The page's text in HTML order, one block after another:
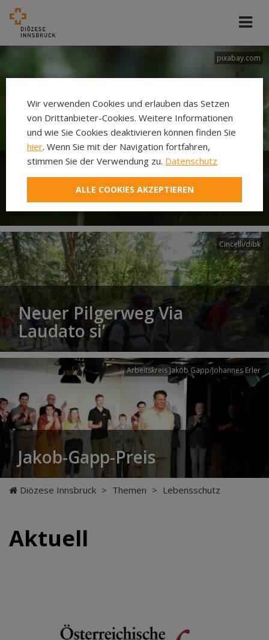
pixabay.com
Woche für das Leben - Jedes
Leben macht Sinn!
Cincelli/dibk
Neuer Pilgerweg Via
Laudato si’
Arbeitskreis Jakob Gapp/Johannes Erler
Jakob-Gapp-Preis
Diözese Innsbruck > Themen > Lebensschutz
Aktuell
Wir verwenden Cookies und erlauben das Setzen
von Drittanbieter-Cookies. Weitere Informationen
und wie Sie Cookies deaktivieren können finden Sie
hier. Wenn Sie mit der Navigation fortfahren,
stimmen Sie der Verwendung zu. Datenschutz
ALLE COOKIES AKZEPTIEREN